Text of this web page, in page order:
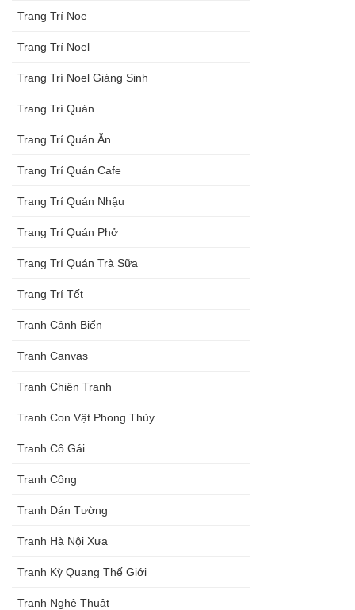
Trang Trí Nọe
Trang Trí Noel
Trang Trí Noel Giáng Sinh
Trang Trí Quán
Trang Trí Quán Ăn
Trang Trí Quán Cafe
Trang Trí Quán Nhậu
Trang Trí Quán Phở
Trang Trí Quán Trà Sữa
Trang Trí Tết
Tranh Cảnh Biển
Tranh Canvas
Tranh Chiên Tranh
Tranh Con Vật Phong Thủy
Tranh Cô Gái
Tranh Công
Tranh Dán Tường
Tranh Hà Nội Xưa
Tranh Kỳ Quang Thế Giới
Tranh Nghệ Thuật